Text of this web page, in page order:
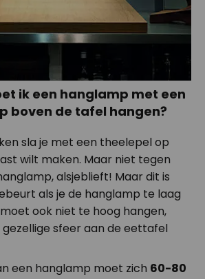
ik een hanglamp met een
boven de tafel hangen?
sla je met een theelepel op
wilt maken. Maar niet tegen
alsjeblieft! Maar dit is
als je de hanglamp te laag
ook niet te hoog hangen,
sfeer aan de eettafel
een hanglamp moet zich 60-80